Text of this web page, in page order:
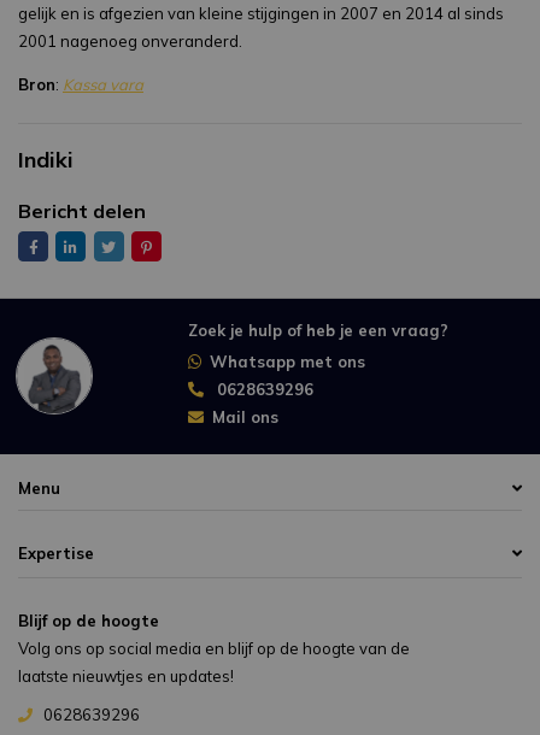
gelijk en is afgezien van kleine stijgingen in 2007 en 2014 al sinds
2001 nagenoeg onveranderd.
Bron: Kassa vara
Indiki
Bericht delen
Zoek je hulp of heb je een vraag?
Whatsapp met ons
0628639296
Mail ons
Menu
Expertise
Blijf op de hoogte
Volg ons op social media en blijf op de hoogte van de
laatste nieuwtjes en updates!
0628639296